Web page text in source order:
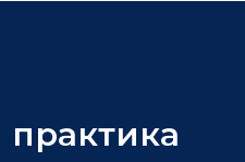
практика